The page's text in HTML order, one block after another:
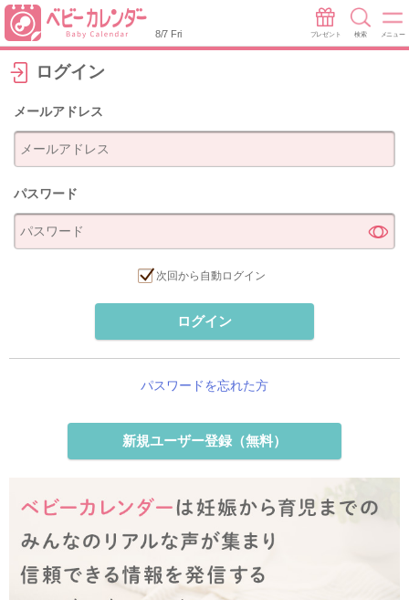
8/7 Fri プレゼント 検索 メニュー
ログイン
メールアドレス
パスワード
次回から自動ログイン
ログイン
パスワードを忘れた方
新規ユーザー登録（無料）